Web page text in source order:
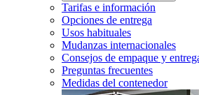
Tarifas e información
Opciones de entrega
Usos habituales
Mudanzas internacionales
Consejos de empaque y
Preguntas frecuentes
Medidas del contenedor